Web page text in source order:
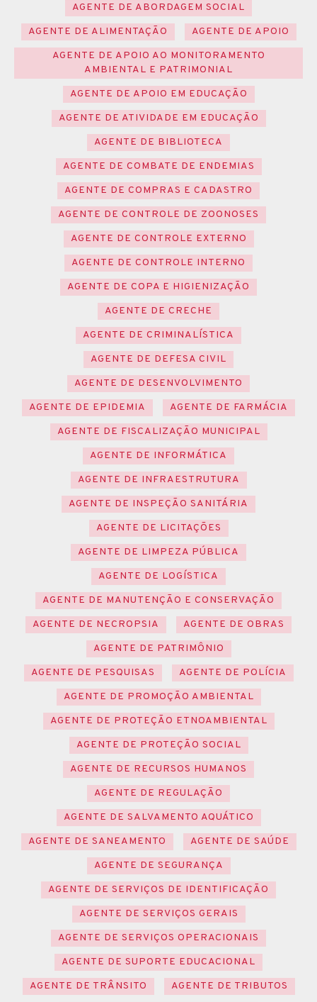
AGENTE DE ABORDAGEM SOCIAL
AGENTE DE ALIMENTAÇÃO
AGENTE DE APOIO
AGENTE DE APOIO AO MONITORAMENTO
AMBIENTAL E PATRIMONIAL
AGENTE DE APOIO EM EDUCAÇÃO
AGENTE DE ATIVIDADE EM EDUCAÇÃO
AGENTE DE BIBLIOTECA
AGENTE DE COMBATE DE ENDEMIAS
AGENTE DE COMPRAS E CADASTRO
AGENTE DE CONTROLE DE ZOONOSES
AGENTE DE CONTROLE EXTERNO
AGENTE DE CONTROLE INTERNO
AGENTE DE COPA E HIGIENIZAÇÃO
AGENTE DE CRECHE
AGENTE DE CRIMINALÍSTICA
AGENTE DE DEFESA CIVIL
AGENTE DE DESENVOLVIMENTO
AGENTE DE EPIDEMIA
AGENTE DE FARMÁCIA
AGENTE DE FISCALIZAÇÃO MUNICIPAL
AGENTE DE INFORMÁTICA
AGENTE DE INFRAESTRUTURA
AGENTE DE INSPEÇÃO SANITÁRIA
AGENTE DE LICITAÇÕES
AGENTE DE LIMPEZA PÚBLICA
AGENTE DE LOGÍSTICA
AGENTE DE MANUTENÇÃO E CONSERVAÇÃO
AGENTE DE NECROPSIA
AGENTE DE OBRAS
AGENTE DE PATRIMÔNIO
AGENTE DE PESQUISAS
AGENTE DE POLÍCIA
AGENTE DE PROMOÇÃO AMBIENTAL
AGENTE DE PROTEÇÃO ETNOAMBIENTAL
AGENTE DE PROTEÇÃO SOCIAL
AGENTE DE RECURSOS HUMANOS
AGENTE DE REGULAÇÃO
AGENTE DE SALVAMENTO AQUÁTICO
AGENTE DE SANEAMENTO
AGENTE DE SAÚDE
AGENTE DE SEGURANÇA
AGENTE DE SERVIÇOS DE IDENTIFICAÇÃO
AGENTE DE SERVIÇOS GERAIS
AGENTE DE SERVIÇOS OPERACIONAIS
AGENTE DE SUPORTE EDUCACIONAL
AGENTE DE TRÂNSITO
AGENTE DE TRIBUTOS